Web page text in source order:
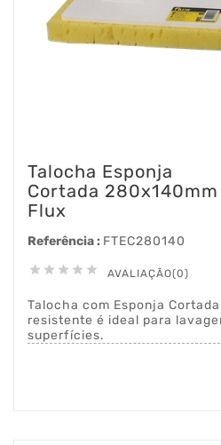
Talocha Esponja
Cortada 280x140mm
Flux
Referência : FTEC280140
     AVALIAÇÃO(0)
Talocha com Esponja
resistente é ideal para
superfícies.